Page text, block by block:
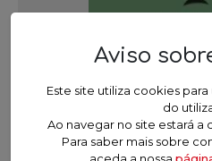
Um roadmap
Aviso
Este site utiliza cookies
do
Ao navegar no site estará a
Para saber mais sobre